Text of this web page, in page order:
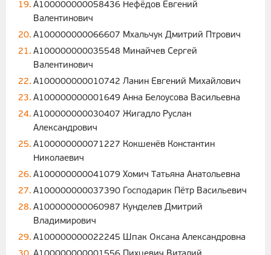
A100000000058436 Нефёдов Евгений
Валентинович
A100000000066607 Мхальчук Дмитрий Птрович
A100000000035548 Минайчев Сергей
Валентинович
A100000000010742 Ланин Евгений Михайлович
A100000000001649 Анна Белоусова Васильевна
A100000000030407 Жигадло Руслан
Александрович
A100000000071227 Кокшенёв Константин
Николаевич
A100000000041079 Хомич Татьяна Анатольевна
A100000000037390 Господарик Пётр Васильевич
A100000000060987 Кунделев Дмитрий
Владимирович
A100000000022245 Шпак Оксана Александровна